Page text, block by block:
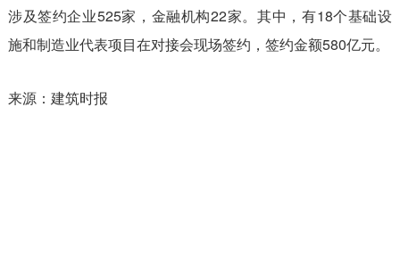
涉及签约企业525家，金融机构22家。其中，有18个基础设
施和制造业代表项目在对接会现场签约，签约金额580亿元。
来源：建筑时报